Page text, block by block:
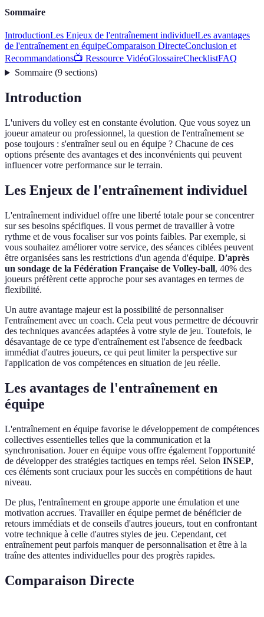
Sommaire
IntroductionLes Enjeux de l'entraînement individuelLes avantages
de l'entraînement en équipeComparaison DirecteConclusion et
Recommandations📺 Ressource VidéoGlossaireChecklistFAQ
Sommaire(9 sections)
Introduction
L'univers du volley est en constante évolution. Que vous soyez un
joueur amateur ou professionnel, la question de l'entraînement se
pose toujours : s'entraîner seul ou en équipe ? Chacune de ces
options présente des avantages et des inconvénients qui peuvent
influencer votre performance sur le terrain.
Les Enjeux de l'entraînement individuel
L'entraînement individuel offre une liberté totale pour se concentrer
sur ses besoins spécifiques. Il vous permet de travailler à votre
rythme et de vous focaliser sur vos points faibles. Par exemple, si
vous souhaitez améliorer votre service, des séances ciblées peuvent
être organisées sans les restrictions d'un agenda d'équipe. D'après
un sondage de la Fédération Française de Volley-ball, 40% des
joueurs préfèrent cette approche pour ses avantages en termes de
flexibilité.
Un autre avantage majeur est la possibilité de personnaliser
l'entraînement avec un coach. Cela peut vous permettre de découvrir
des techniques avancées adaptées à votre style de jeu. Toutefois, le
désavantage de ce type d'entraînement est l'absence de feedback
immédiat d'autres joueurs, ce qui peut limiter la perspective sur
l'application de vos compétences en situation de jeu réelle.
Les avantages de l'entraînement en
équipe
L'entraînement en équipe favorise le développement de compétences
collectives essentielles telles que la communication et la
synchronisation. Jouer en équipe vous offre également l'opportunité
de développer des stratégies tactiques en temps réel. Selon INSEP,
ces éléments sont cruciaux pour les succès en compétitions de haut
niveau.
De plus, l'entraînement en groupe apporte une émulation et une
motivation accrues. Travailler en équipe permet de bénéficier de
retours immédiats et de conseils d'autres joueurs, tout en confrontant
votre technique à celle d'autres styles de jeu. Cependant, cet
entraînement peut parfois manquer de personnalisation et être à la
traîne des attentes individuelles pour des progrès rapides.
Comparaison Directe